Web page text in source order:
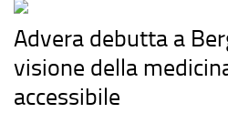
Advera debutta a
visione della
accessibile